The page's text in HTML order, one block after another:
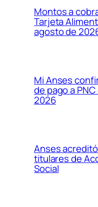
Montos a
Tarjeta
agosto de
Mi Anses
de pago a
2026
Anses
titulares de
Social